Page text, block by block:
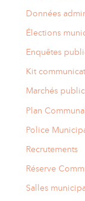
Données
Élections
Enquêtes
Kit
Marchés
Plan
Police
Recrutements
Réserve
Salles